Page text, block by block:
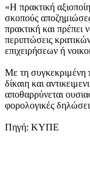
«Η πρακτική
σκοπούς
πρακτική και πρέπει
περιπτώσεις
επιχειρήσεων ή
Με τη συγκεκριμένη
δίκαιη και
αποθαρρύνεται
φορολογικές
Πηγή: ΚΥΠΕ